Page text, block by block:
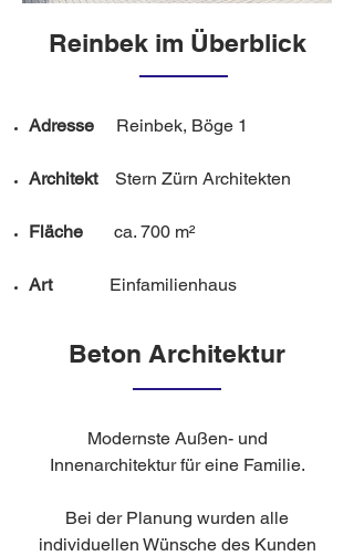
Reinbek im Überblick
Adresse Reinbek, Böge 1
ArchitektStern Zürn Architekten
Fläche ca. 700 m²
ArtEinfamilienhaus
Beton Architektur
Modernste Außen- und
Innenarchitektur für eine Familie.
Bei der Planung wurden alle
individuellen Wünsche des Kunden